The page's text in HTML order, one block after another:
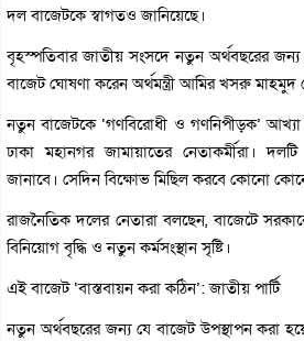
দল বাজেটকে স্বাগতও জানিয়েছে।
বৃহস্পতিবার জাতীয় সংসদে নতুন অর্থবছরের
বাজেট ঘোষণা করেন অর্থমন্ত্রী আমির খসরু মাহমুদ
নতুন বাজেটকে ‘গণবিরোধী ও গণনিপীড়ক’ আখ্যা
ঢাকা মহানগর জামায়াতের নেতাকর্মীরা। দলটি
জানাবে। সেদিন বিক্ষোভ মিছিল করবে কোনো
রাজনৈতিক দলের নেতারা বলছেন, বাজেটে
বিনিয়োগ বৃদ্ধি ও নতুন কর্মসংস্থান সৃষ্টি।
এই বাজেট ‘বাস্তবায়ন করা কঠিন’: জাতীয় পার্টি
নতুন অর্থবছরের জন্য যে বাজেট উপস্থাপন করা